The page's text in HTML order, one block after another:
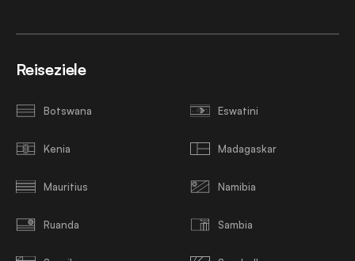
Reiseziele
Botswana Eswatini
Kenia Madagaskar
Mauritius Namibia
Ruanda Sambia